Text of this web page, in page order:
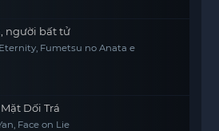
người bất tử
Fumetsu no Anata e
Dối Trá
Face on Lie